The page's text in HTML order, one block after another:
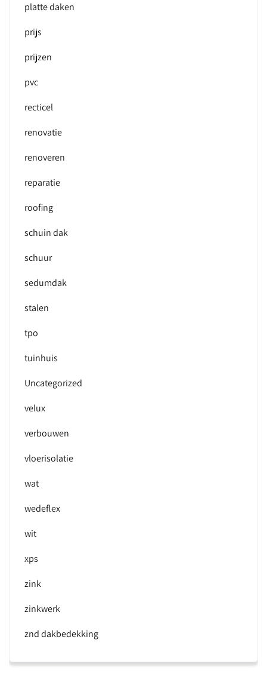
platte daken
prijs
prijzen
pvc
recticel
renovatie
renoveren
reparatie
roofing
schuin dak
schuur
sedumdak
stalen
tpo
tuinhuis
Uncategorized
velux
verbouwen
vloerisolatie
wat
wedeflex
wit
xps
zink
zinkwerk
znd dakbedekking